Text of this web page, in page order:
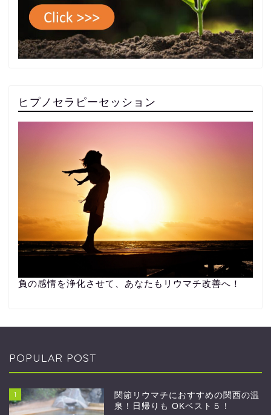
ヒプノセラピーセッション
負の感情を浄化させて、あなたもリウマチ改善へ！
POPULAR POST
1
関節リウマチにおすすめの関西の温
泉！日帰りも OKベスト５！